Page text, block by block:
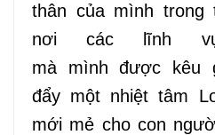
thân của mình trong
nơicác lĩnh
mà mìnhđược kêu
đẩy một nhiệt tâm
mới mẻ cho con